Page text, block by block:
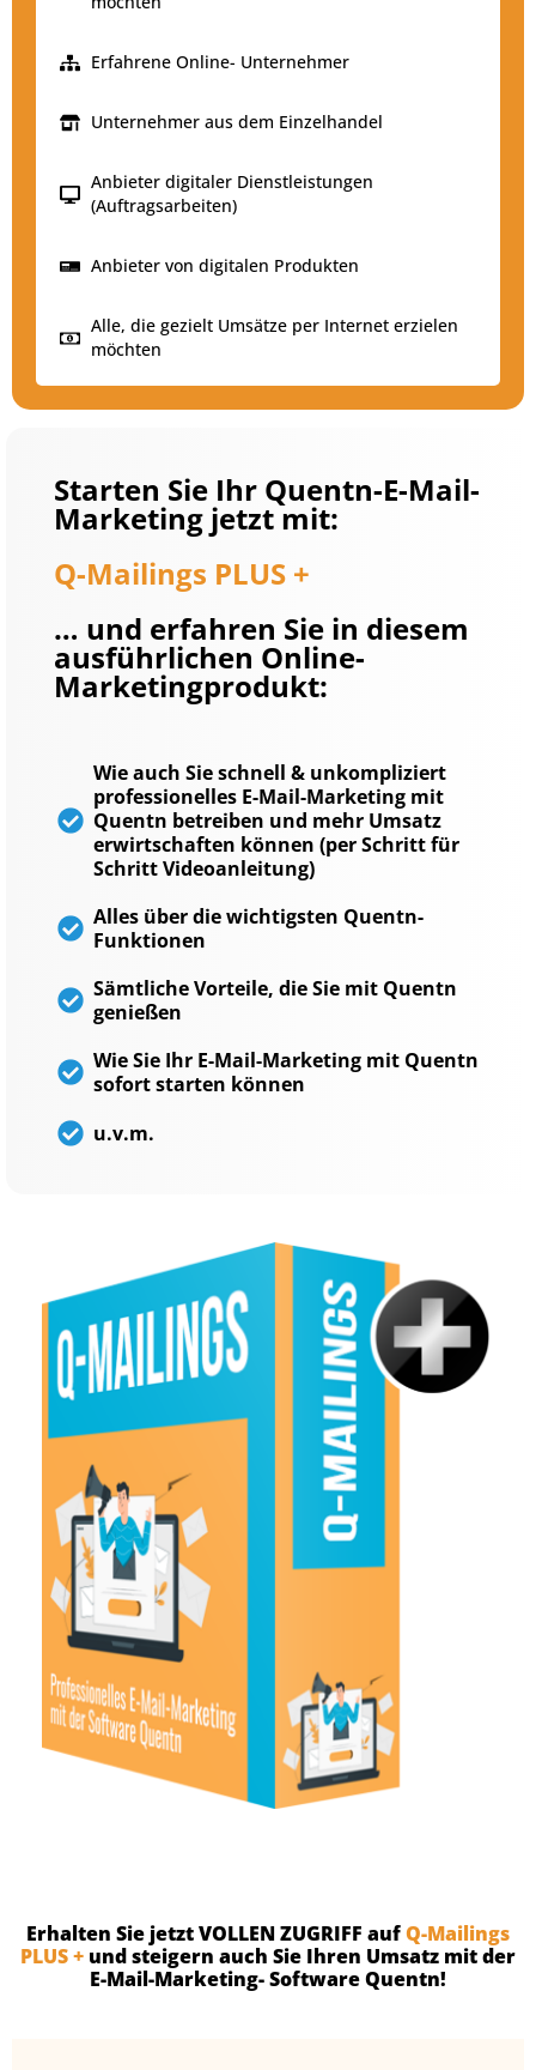
Erfahrene Online- Unternehmer
Unternehmer aus dem Einzelhandel
Anbieter digitaler Dienstleistungen
(Auftragsarbeiten)
Anbieter von digitalen Produkten
Alle, die gezielt Umsätze per Internet erzielen
möchten
Starten Sie Ihr Quentn-E-Mail-
Marketing jetzt mit:
Q-Mailings PLUS +
… und erfahren Sie in diesem
ausführlichen Online-
Marketingprodukt:
Wie auch Sie schnell & unkompliziert
professionelles E-Mail-Marketing mit
Quentn betreiben und mehr Umsatz
erwirtschaften können (per Schritt für
Schritt Videoanleitung)
Alles über die wichtigsten Quentn-
Funktionen
Sämtliche Vorteile, die Sie mit Quentn
genießen
Wie Sie Ihr E-Mail-Marketing mit Quentn
sofort starten können
u.v.m.
Erhalten Sie jetzt VOLLEN ZUGRIFF aufQ-Mailings
PLUS + und steigern auch Sie Ihren Umsatz mit der
E-Mail-Marketing- Software Quentn!